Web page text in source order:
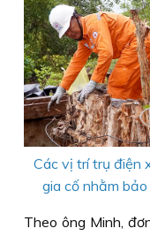
Các vị trí trụ điện
gia cố nhằm
Theo ông Minh,